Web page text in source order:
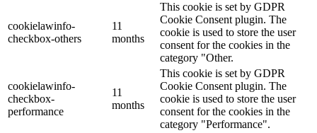
cookielawinfo-
checkbox-others
11
months
This cookie is set by GDPR
Cookie Consent plugin. The
cookie is used to store the user
consent for the cookies in the
category "Other.
cookielawinfo-
checkbox-
performance
11
months
This cookie is set by GDPR
Cookie Consent plugin. The
cookie is used to store the user
consent for the cookies in the
category "Performance".